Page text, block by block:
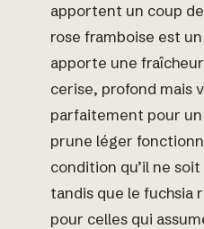
apportent un coup
rose framboise est
apporte une
cerise, profond mais
parfaitement pour
prune léger
condition qu’il ne
tandis que le fuchsia
pour celles qui